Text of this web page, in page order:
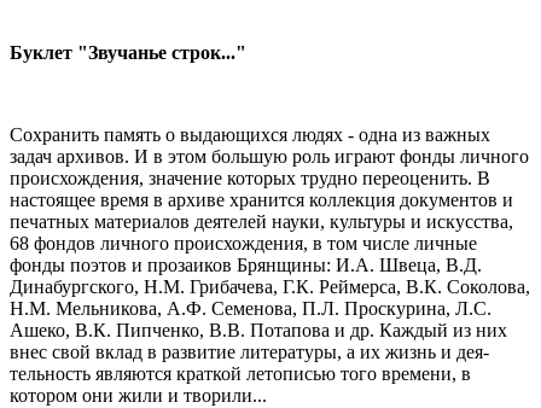
Буклет "Звучанье строк..."
Сохранить память о выдающихся людях - одна из важных
задач архивов. И в этом большую роль играют фонды личного
происхождения, значение которых трудно переоценить. В
настоящее время в архиве хранится коллекция документов и
печатных материалов деятелей науки, культуры и искусства,
68 фондов личного происхождения, в том числе личные
фонды поэтов и прозаиков Брянщины: И.А. Швеца, В.Д.
Динабургского, Н.М. Грибачева, Г.К. Реймерса, В.К. Соколова,
Н.М. Мельникова, А.Ф. Семенова, П.Л. Проскурина, Л.С.
Ашеко, В.К. Пипченко, В.В. Потапова и др. Каждый из них
внес свой вклад в развитие литературы, а их жизнь и дея­
тельность являются краткой летописью того времени, в
котором они жили и творили...